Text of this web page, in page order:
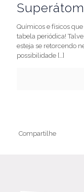
Químicos e físicos
tabela periódica!
esteja se retorcendo
possibilidade […]
Compartilhe